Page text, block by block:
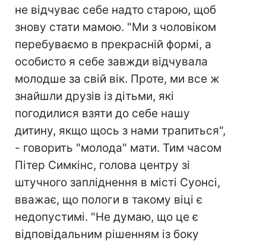
не відчуває себе надто старою, щоб
знову стати мамою. "Ми з чоловіком
перебуваємо в прекрасній формі, а
особисто я себе завжди відчувала
молодше за свій вік. Проте, ми все ж
знайшли друзів із дітьми, які
погодилися взяти до себе нашу
дитину, якщо щось з нами трапиться",
- говорить "молода" мати. Тим часом
Пітер Симкінс, голова центру зі
штучного запліднення в місті Суонсі,
вважає, що пологи в такому віці є
недопустимі. "Не думаю, що це є
відповідальним рішенням із боку